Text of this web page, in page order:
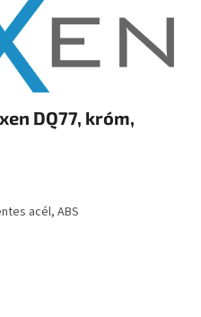
DQ77, króm,
acél, ABS